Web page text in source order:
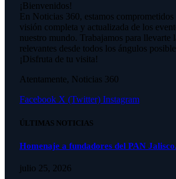
¡Bienvenidos!
En Noticias 360, estamos
visión completa y actualizada de los
nuestro mundo. Trabajamos para llevarte
relevantes desde todos los ángulos
¡Disfruta de tu visita!
Atentamente, Noticias 360
Facebook X (Twitter) Instagram
ÚLTIMAS NOTICIAS
Homenaje a fundadores del PAN Jalisco.
julio 25, 2026